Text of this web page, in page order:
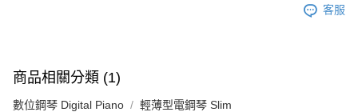
客服
商品相關分類 (1)
數位鋼琴 Digital Piano 輕薄型電鋼琴 Slim